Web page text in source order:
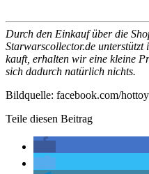
Durch den Einkauf über die
Starwarscollector.de
kauft, erhalten wir eine kleine
sich dadurch natürlich nichts.
Bildquelle: facebook.com/
Teile diesen Beitrag